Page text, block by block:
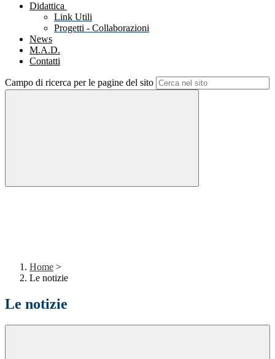
Didattica
Link Utili
Progetti - Collaborazioni
News
M.A.D.
Contatti
Campo di ricerca per le pagine del sito
Home >
Le notizie
Le notizie